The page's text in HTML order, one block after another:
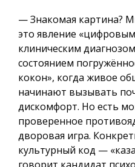
— Знакомая картина?
это явление
клиническим
состоянием
кокон», когда живое
начинают вызывать
дискомфорт. Но есть
проверенное
дворовая игра.
культурный код —
говорит кандидат